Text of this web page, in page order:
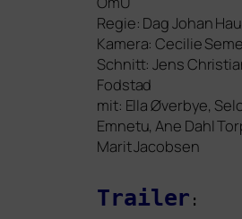
Regie: Dag Johan
Kamera: Cecilie
Schnitt: Jens
Fodstad
mit: Ella Øverbye,
Emnetu, Ane Dahl
Marit Jacobsen
Trailer :